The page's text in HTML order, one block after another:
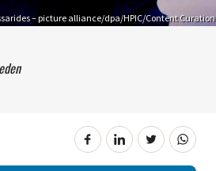
– picture alliance/dpa/HPIC/Content Curation